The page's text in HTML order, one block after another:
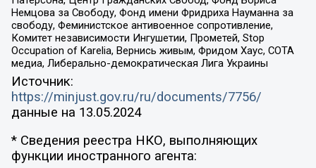
Немцова за Свободу, Фонд имени Фридриха Науманна за
свободу, Феминистское антивоенное сопротивление,
Комитет независимости Ингушетии, Прометей, Stop
Occupation of Karelia, Вернись живым, Фридом Хаус, СОТА
медиа, Либерально-демократическая Лига Украины
Источник:
https://minjust.gov.ru/ru/documents/7756/
данные на 13.05.2024
* Сведения реестра НКО, выполняющих
функции иностранного агента: